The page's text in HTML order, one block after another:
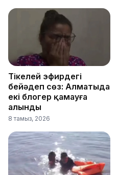
Тікелей эфирдегі
бейәдеп сөз: Алматыда
екі блогер қамауға
алынды
8 тамыз, 2026